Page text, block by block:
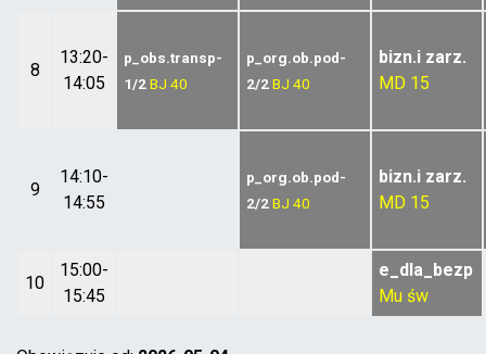
8
13:20-
14:05
p_obs.transp-
1/2BJ 40
p_org.ob.pod-
2/2BJ 40
bizn.i zarz.
MD 15
9
14:10-
14:55
p_org.ob.pod-
2/2BJ 40
bizn.i zarz.
MD 15
10
15:00-
15:45
e_dla_bezp
Mu św